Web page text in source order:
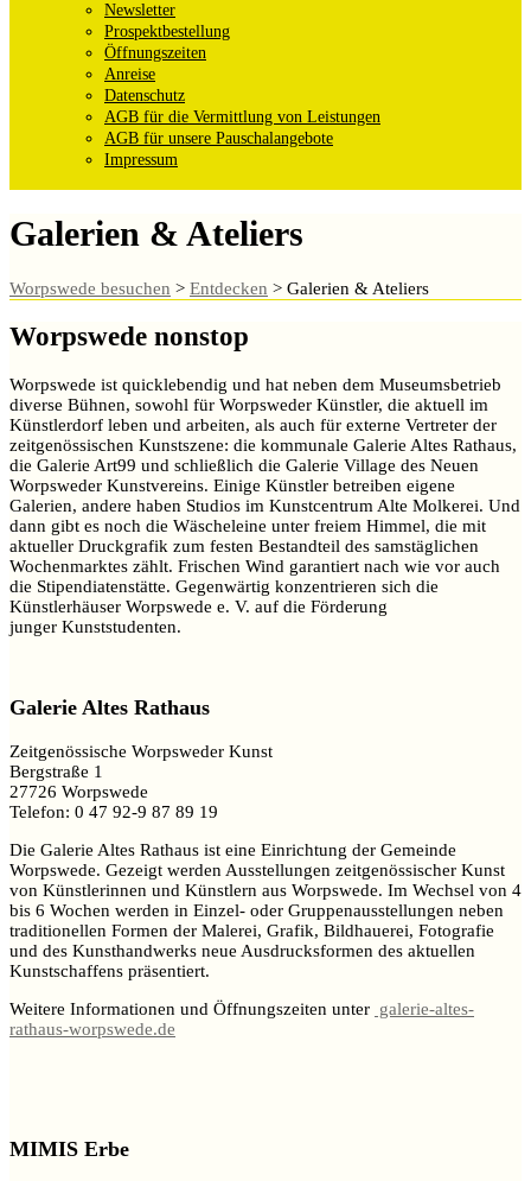
Newsletter
Prospektbestellung
Öffnungszeiten
Anreise
Datenschutz
AGB für die Vermittlung von Leistungen
AGB für unsere Pauschalangebote
Impressum
Galerien & Ateliers
Worpswede besuchen > Entdecken > Galerien & Ateliers
Worpswede nonstop
Worpswede ist quicklebendig und hat neben dem Museumsbetrieb
diverse Bühnen, sowohl für Worpsweder Künstler, die aktuell im
Künstlerdorf leben und arbeiten, als auch für externe Vertreter der
zeitgenössischen Kunstszene: die kommunale Galerie Altes Rathaus,
die Galerie Art99 und schließlich die Galerie Village des Neuen
Worpsweder Kunstvereins. Einige Künstler betreiben eigene
Galerien, andere haben Studios im Kunstcentrum Alte Molkerei. Und
dann gibt es noch die Wäscheleine unter freiem Himmel, die mit
aktueller Druckgrafik zum festen Bestandteil des samstäglichen
Wochenmarktes zählt. Frischen Wind garantiert nach wie vor auch
die Stipendiatenstätte. Gegenwärtig konzentrieren sich die
Künstlerhäuser Worpswede e. V. auf die Förderung
junger Kunststudenten.
Galerie Altes Rathaus
Zeitgenössische Worpsweder Kunst
Bergstraße 1
27726 Worpswede
Telefon: 0 47 92-9 87 89 19
Die Galerie Altes Rathaus ist eine Einrichtung der Gemeinde
Worpswede. Gezeigt werden Ausstellungen zeitgenössischer Kunst
von Künstlerinnen und Künstlern aus Worpswede. Im Wechsel von 4
bis 6 Wochen werden in Einzel- oder Gruppenausstellungen neben
traditionellen Formen der Malerei, Grafik, Bildhauerei, Fotografie
und des Kunsthandwerks neue Ausdrucksformen des aktuellen
Kunstschaffens präsentiert.
Weitere Informationen und Öffnungszeiten unter galerie-altes-
rathaus-worpswede.de
MIMIS Erbe